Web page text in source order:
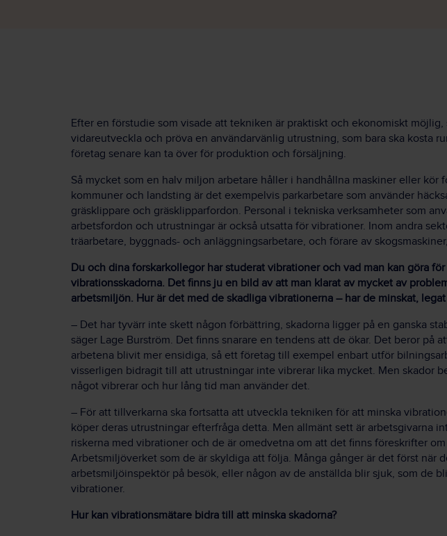
Efter en förstudie som visade att tekniken är praktiskt och ekonomiskt möjlig,
vidareutveckla och pröva en användarvänlig utrustning, som bara ska kosta
företag senare kan ta över för produktion och försäljning.
Så mycket som en halv miljon arbetare håller i handhållna maskiner eller kör
kommuner och landsting är det exempelvis parkarbetare som använder
gräsklippare och gräsklipparfordon. Personal i tekniska verksamheter som
arbetsfordon och utrustningar är också utsatta för vibrationer. Inom andra
träarbetare, byggnads- och anläggningsarbetare, och förare av
Du och dina forskarkollegor har studerat vibrationer och vad man kan göra
vibrationsskadorna. Det finns ju en bild av att man klarat av mycket av
arbetsmiljön. Hur är det med de skadliga vibrationerna – har de minskat,
– Det har tyvärr inte skett någon förbättring, skadorna ligger på en ganska
säger Lage Burström. Det finns snarare en tendens att de ökar. Det beror på
arbetena blivit mer ensidiga, så ett företag till exempel enbart utför
visserligen bidragit till att utrustningar inte vibrerar lika mycket. Men skador
något vibrerar och hur lång tid man använder det.
– För att tillverkarna ska fortsatta att utveckla tekniken för att minska
köper deras utrustningar efterfråga detta. Men allmänt sett är arbetsgivarna
riskerna med vibrationer och de är omedvetna om att det finns föreskrifter
Arbetsmiljöverket som de är skyldiga att följa. Många gånger är det först när
arbetsmiljöinspektör på besök, eller någon av de anställda blir sjuk, som de
vibrationer.
Hur kan vibrationsmätare bidra till att minska skadorna?